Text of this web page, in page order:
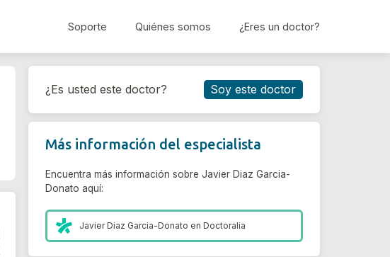
Soporte Quiénes somos ¿Eres un doctor?
Reservar cita
¿Es usted este doctor? Soy este doctor
Más información del especialista
Encuentra más información sobre Javier Diaz Garcia-
Donato aquí:
Javier Diaz Garcia-Donato enDoctoralia